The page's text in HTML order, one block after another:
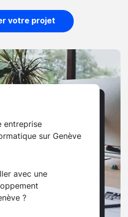
votre projet
entreprise
sur Genève
avec une
?